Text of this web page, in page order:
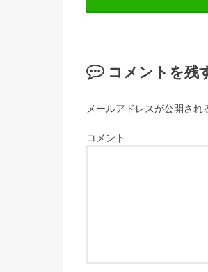
コメントを残
メールアドレスが公開され
コメント